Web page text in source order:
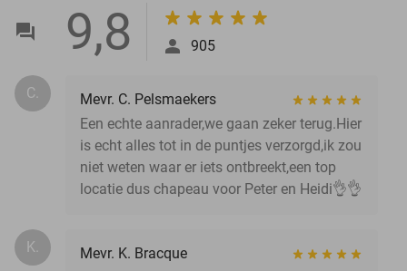
9,8 905
C.
Mevr. C. Pelsmaekers
Een echte aanrader,we gaan zeker terug.Hier
is echt alles tot in de puntjes verzorgd,ik zou
niet weten waar er iets ontbreekt,een top
locatie dus chapeau voor Peter en Heidi👌👌
K. Mevr. K. Bracque